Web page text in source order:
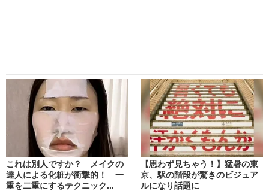
これは別人ですか？ メイクの
達人による化粧が衝撃的！ 一
重を二重にするテクニック...
【思わず見ちゃう！】猛暑の東
京、駅の階段が驚きのビジュア
ルになり話題に